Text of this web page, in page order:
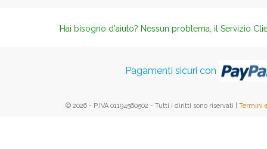
Hai bisogno d'aiuto? Nessun problema, il Servizio
Pagamenti sicuri con
© 2026 - P.IVA 01194560502 - Tutti i diritti sono riservati | Termini